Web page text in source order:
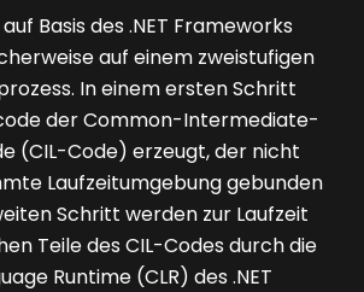
Basis des .NET Frameworks
auf einem zweistufigen
In einem ersten Schritt
der Common-Intermediate-
(CIL-Code) erzeugt, der nicht
Laufzeitumgebung gebunden
Schritt werden zur Laufzeit
Teile des CIL-Codes durch die
Runtime (CLR) des .NET